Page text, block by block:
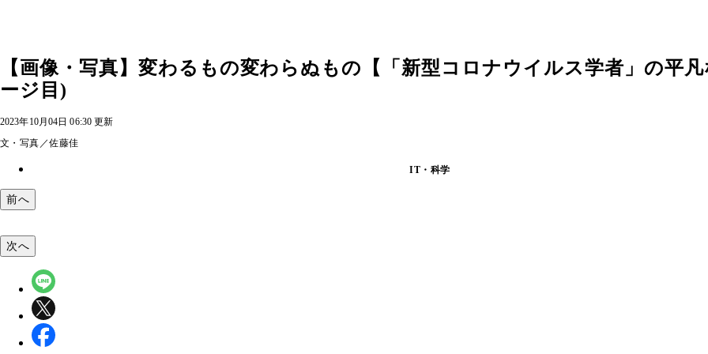
【画像・写真】変わるもの変わらぬもの【「新型コロナウイルス学者」の平
ージ目)
2023年10月04日 06:30 更新
文・写真／佐藤佳
IT・科学
前へ
次へ